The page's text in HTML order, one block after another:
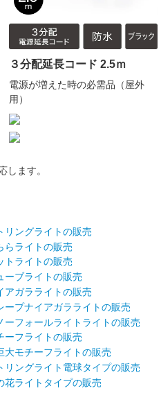
３分配延長コード 2.5ｍ
電源が増えた時の必需品（屋外
用）